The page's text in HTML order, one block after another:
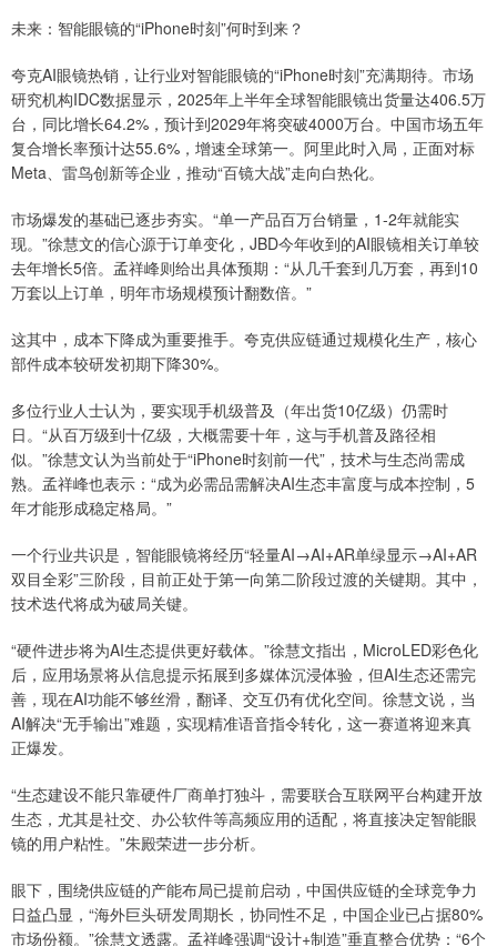
未来：智能眼镜的“iPhone时刻”何时到来？
夸克AI眼镜热销，让行业对智能眼镜的“iPhone时刻”充满期待。市场
研究机构IDC数据显示，2025年上半年全球智能眼镜出货量达406.5万
台，同比增长64.2%，预计到2029年将突破4000万台。中国市场五年
复合增长率预计达55.6%，增速全球第一。阿里此时入局，正面对标
Meta、雷鸟创新等企业，推动“百镜大战”走向白热化。
市场爆发的基础已逐步夯实。“单一产品百万台销量，1-2年就能实
现。”徐慧文的信心源于订单变化，JBD今年收到的AI眼镜相关订单较
去年增长5倍。孟祥峰则给出具体预期：“从几千套到几万套，再到10
万套以上订单，明年市场规模预计翻数倍。”
这其中，成本下降成为重要推手。夸克供应链通过规模化生产，核心
部件成本较研发初期下降30%。
多位行业人士认为，要实现手机级普及（年出货10亿级）仍需时
日。“从百万级到十亿级，大概需要十年，这与手机普及路径相
似。”徐慧文认为当前处于“iPhone时刻前一代”，技术与生态尚需成
熟。孟祥峰也表示：“成为必需品需解决AI生态丰富度与成本控制，5
年才能形成稳定格局。”
一个行业共识是，智能眼镜将经历“轻量AI→AI+AR单绿显示→AI+AR
双目全彩”三阶段，目前正处于第一向第二阶段过渡的关键期。其中，
技术迭代将成为破局关键。
“硬件进步将为AI生态提供更好载体。”徐慧文指出，MicroLED彩色化
后，应用场景将从信息提示拓展到多媒体沉浸体验，但AI生态还需完
善，现在AI功能不够丝滑，翻译、交互仍有优化空间。徐慧文说，当
AI解决“无手输出”难题，实现精准语音指令转化，这一赛道将迎来真
正爆发。
“生态建设不能只靠硬件厂商单打独斗，需要联合互联网平台构建开放
生态，尤其是社交、办公软件等高频应用的适配，将直接决定智能眼
镜的用户粘性。”朱殿荣进一步分析。
眼下，围绕供应链的产能布局已提前启动，中国供应链的全球竞争力
日益凸显，“海外巨头研发周期长，协同性不足，中国企业已占据80%
市场份额。”徐慧文透露。孟祥峰强调“设计+制造”垂直整合优势：“6个